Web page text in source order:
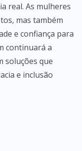
real. As mulheres
mas também
e confiança para
continuará a
soluções que
e inclusão